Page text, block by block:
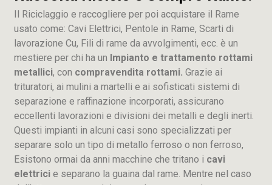
Il Riciclaggio e raccogliere per poi acquistare il Rame
usato come: Cavi Elettrici, Pentole in Rame, Scarti di
lavorazione Cu, Fili di rame da avvolgimenti, ecc. è un
mestiere per chi ha un Impianto e trattamento rottami
metallici, con compravendita rottami. Grazie ai
trituratori, ai mulini a martelli e ai sofisticati sistemi di
separazione e raffinazione incorporati, assicurano
eccellenti lavorazioni e divisioni dei metalli e degli inerti.
Questi impianti in alcuni casi sono specializzati per
separare solo un tipo di metallo ferroso o non ferroso,
Esistono ormai da anni macchine che tritano i cavi
elettrici e separano la guaina dal rame. Mentre nel caso